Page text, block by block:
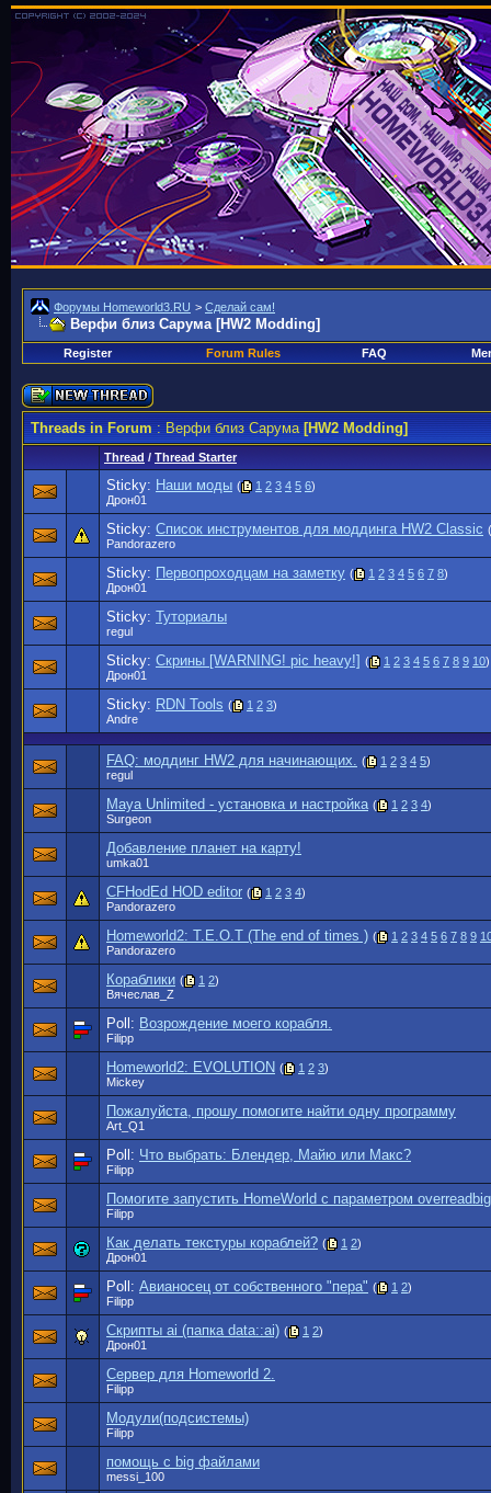
Форумы Homeworld3.RU > Сделай сам!
Верфи близ Сарума [HW2 Modding]
Register Forum Rules FAQ
Threads in Forum: Верфи близ Сарума[HW2 Modding]
Thread / Thread Starter
Sticky: Наши моды ( 1 2 3 4 5 6)
Дрон01
Sticky: Список инструментов для моддинга HW2 Classic (
Pandorazero
Sticky: Первопроходцам на заметку ( 1 2 3 4 5 6 7 8)
Дрон01
Sticky: Туториалы
regul
Sticky: Скрины [WARNING! pic heavy!] ( 1 2 3 4 5 6 7 8 9 10)
Дрон01
Sticky: RDN Tools ( 1 2 3)
Andre
FAQ: моддинг HW2 для начинающих. ( 1 2 3 4 5)
regul
Maya Unlimited - установка и настройка ( 1 2 3 4)
Surgeon
Добавление планет на карту!
umka01
CFHodEd HOD editor ( 1 2 3 4)
Pandorazero
Homeworld2: T.E.O.T (The end of times ) ( 1 2 3 4 5 6 7 8 9
Pandorazero
Кораблики ( 1 2)
Вячеслав_Z
Poll: Возрождение моего корабля.
Filipp
Homeworld2: EVOLUTION ( 1 2 3)
Mickey
Пожалуйста, прошу помогите найти одну программу
Art_Q1
Poll: Что выбрать: Блендер, Майю или Макс?
Filipp
Помогите запустить HomeWorld с параметром
Filipp
Как делать текстуры кораблей? ( 1 2)
Дрон01
Poll: Авианосец от собственного "пера" ( 1 2)
Filipp
Скрипты ai (папка data::ai) ( 1 2)
Дрон01
Сервер для Homeworld 2.
Filipp
Модули(подсистемы)
Filipp
помощь с big файлами
messi_100